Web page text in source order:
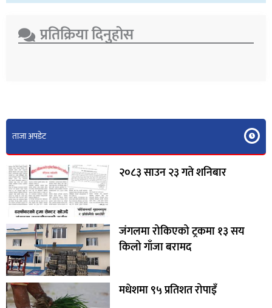
प्रतिक्रिया दिनुहोस​
ताजा अपडेट
२०८३ साउन २३ गते शनिबार
जंगलमा रोकिएको ट्रकमा १३ सय
किलो गाँजा बरामद
मधेशमा ९५ प्रतिशत रोपाइँ